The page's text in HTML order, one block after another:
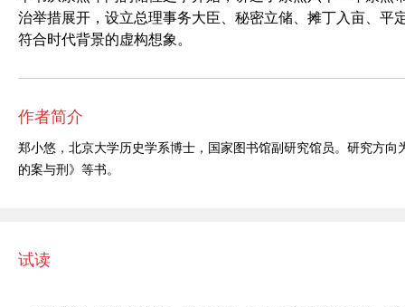
治举措展开，设立总理事务大臣、秘密立储、摊丁入亩、
符合时代背景的虚构想象。
作者简介
郑小悠，北京大学历史学系博士，国家图书馆副研究馆员。研究方
的案与刑》 等书。
试读